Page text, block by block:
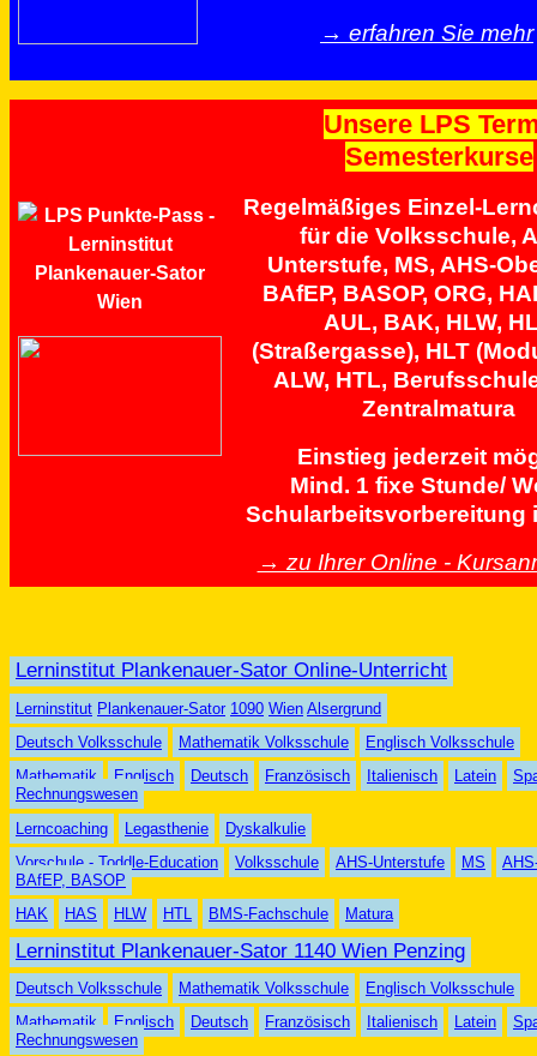
→ erfahren Sie mehr
Unsere LPS
Semesterkurse
Regelmäßiges Einzel-
für die Volksschule,
Unterstufe, MS, AHS-
BAfEP, BASOP, ORG,
AUL, BAK, HLW,
(Straßergasse), HLT
ALW, HTL,
Zentralmatura
Einstieg jederzeit
Mind. 1 fixe Stunde/
Schularbeitsvorbereitung
→ zu Ihrer Online -
Lerninstitut Plankenauer-Sator Online-Unterricht
Lerninstitut Plankenauer-Sator 1090 Wien Alsergrund
Deutsch Volksschule
Mathematik Volksschule
Englisch Volksschule
Mathematik
Englisch Deutsch Französisch Italienisch Latein
Rechnungswesen
Lerncoaching
Legasthenie
Dyskalkulie
Vorschule - Toddle-Education
Volksschule AHS-Unterstufe MS
BAfEP, BASOP
HAK
HAS HLW HTL BMS-Fachschule Matura
Lerninstitut Plankenauer-Sator 1140 Wien Penzing
Deutsch Volksschule Mathematik Volksschule
Englisch Volksschule
Mathematik
Englisch Deutsch Französisch Italienisch Latein
Rechnungswesen